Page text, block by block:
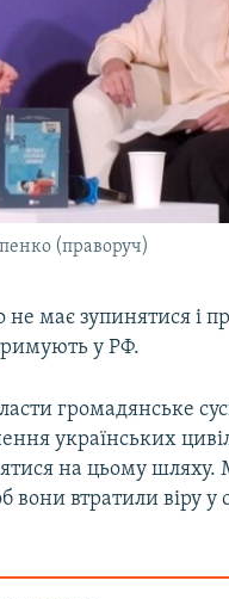
(праворуч)
не має зупинятися і
у РФ.
громадянське
українських
на цьому шляху.
втратили віру у